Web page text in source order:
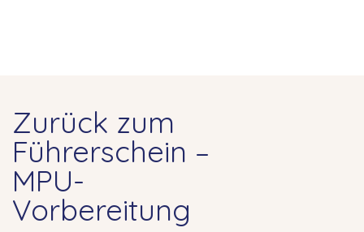
Zurück zum
Führerschein –
MPU-
Vorbereitung